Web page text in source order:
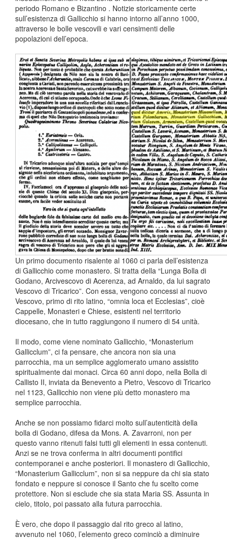
periodo Romano e Bizantino . Notizie storicamente certe
sull’esistenza di Gallicchio si hanno intorno all’anno 1000,
attraverso le bolle vescovili e vari censimenti delle
popolazioni dell’epoca.
Un primo documento risalente al 1060 ci parla dell’esistenza
di Gallicchio come monastero. Si tratta della “Lunga Bolla di
Godano, Arcivescovo di Acerenza, ad Arnaldo, da lui sagrato
Vescovo di Tricarico”. Con essa, vengono concessi al nuovo
Vescovo, primo di rito latino, “omnia loca et Ecclesias”, cioè
Cappelle, Monasteri e Chiese, esistenti nel territorio
diocesano, che in tutto raggiungono il numero di 54 unità.
Il modo, come viene nominato Gallicchio, “Monasterium
Gallicclum”, ci fa pensare, che ancora non sia una
parrocchia, ma un semplice agglomerato umano assistito
spiritualmente dai monaci. Circa 60 anni dopo, nella Bolla di
Callisto II, inviata da Benevento a Pietro, Vescovo di Tricarico
nel 1123, Gallicchio non viene più detto monastero ma
semplice parrocchia.
Anche se non possiamo fidarci molto sull’autenticità della
bolla di Godano, difesa da Mons. A. Zavarroni, non per
questo vanno ritenuti falsi tutti gli elementi in essa contenuti.
Anzi se ne trova conferma in altri documenti pontifici
contemporanei e anche posteriori. Il monastero di Gallicchio,
“Monasterium Gallicclum”, non si sa neppure da chi sia stato
fondato e neppure si conosce il Santo che fu scelto come
protettore. Non si esclude che sia stata Maria SS. Assunta in
cielo, titolo, poi passato alla futura parrocchia.
È vero, che dopo il passaggio dal rito greco al latino,
avvenuto nel 1060, l’elemento greco cominciò a diminuire